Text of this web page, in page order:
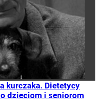
kurczaka. Dietetycy
dzieciom i seniorom